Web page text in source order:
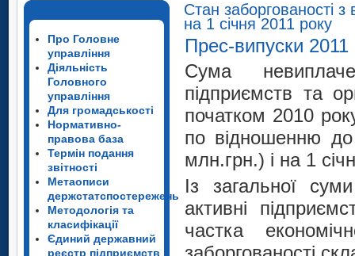
Про Головне
управління
Діяльність
Головного
управління
Для громадськості
Нормативно-
правова база
Термін подання
звітності
Метаописи
держстатспостережень
Методологія та
класифікації
Єдиний державний
реєстр підприємств
Стан заборгованості з
на 1 січня 2011 року
Прес-випуски 2011
Сума
підприємств та
початком 2010
по відношенню
млн.грн.) і на 1
Із загальної
активні
частка